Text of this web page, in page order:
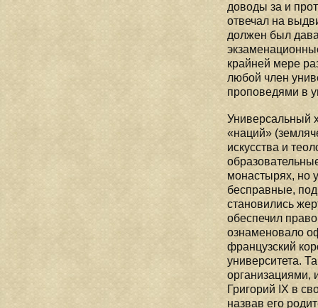
доводы за и
отвечал на
должен был
крайней мере
любой член
проповедями в
Универсальный
«наций»
искусства и
монастырях, но
бесправные,
становились
обеспечил
ознаменовало
французский
университета.
организациями,
Григорий IX в
назвав его